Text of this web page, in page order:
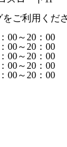
ご利用くだ
00～20：00
00～20：00
00～20：00
00～20：00
00～20：00